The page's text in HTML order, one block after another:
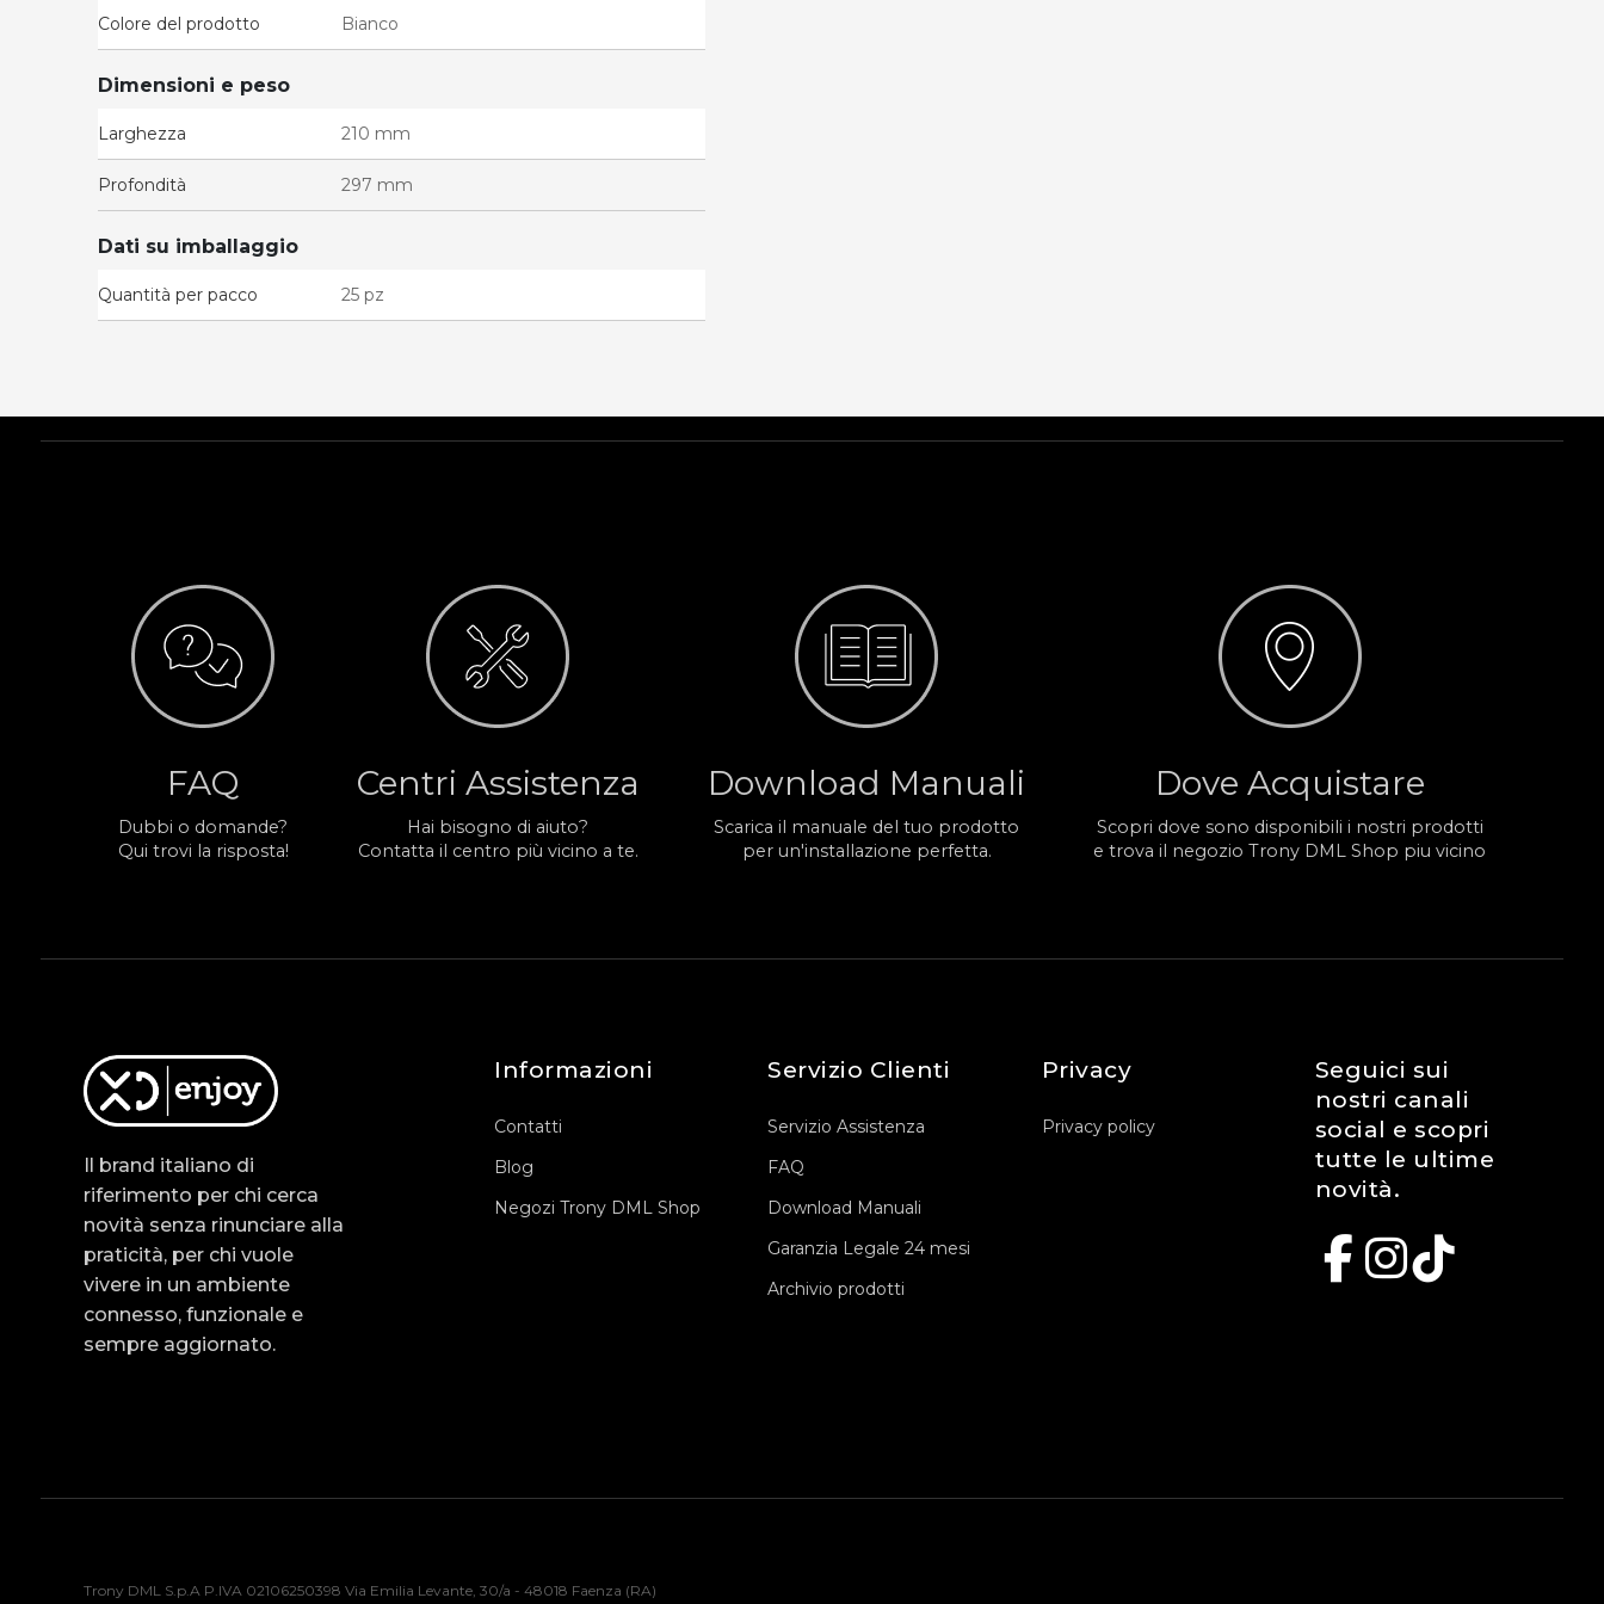
Colore del prodotto Bianco
Dimensioni e peso
Larghezza 210 mm
Profondità 297 mm
Dati su imballaggio
Quantità per pacco 25 pz
FAQ
Dubbi o domande?
Qui trovi la risposta!
Centri Assistenza
Hai bisogno di aiuto?
Contatta il centro più vicino a te.
Download Manuali
Scarica il manuale del tuo prodotto
per un'installazione perfetta.
Dove Acquistare
Scopri dove sono disponibili i nostri prodotti
e trova il negozio Trony DML Shop piu vicino
Il brand italiano di
riferimento per chi cerca
novità senza rinunciare alla
praticità, per chi vuole
vivere in un ambiente
connesso, funzionale e
sempre aggiornato.
Informazioni
Contatti
Blog
Negozi Trony DML Shop
Servizio Clienti
Servizio Assistenza
FAQ
Download Manuali
Garanzia Legale 24 mesi
Archivio prodotti
Privacy
Privacy policy
Seguici sui
nostri canali
social e scopri
tutte le ultime
novità.
Trony DML S.p.A P.IVA 02106250398 Via Emilia Levante, 30/a - 48018 Faenza (RA)